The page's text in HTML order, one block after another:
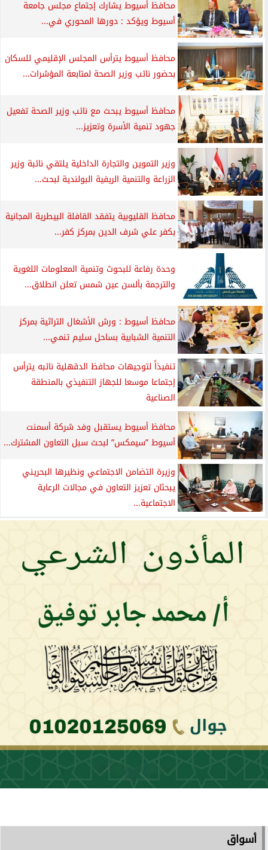
محافظ أسيوط يشارك إجتماع مجلس جامعة
أسيوط ويؤكد : دورها المحوري في...
محافظ أسيوط يترأس المجلس الإقليمي للسكان
بحضور نائب وزير الصحة لمتابعة المؤشرات...
محافظ أسيوط يبحث مع نائب وزير الصحة تفعيل
جهود تنمية الأسرة وتعزيز...
وزير التموين والتجارة الداخلية يلتقي نائبة وزير
الزراعة والتنمية الريفية البولندية لبحث...
محافظ القليوبية يتفقد القافلة البيطرية المجانية
بكفر علي شرف الدين بمركز كفر...
وحدة رفاعة للبحوث وتنمية المعلومات اللغوية
والترجمة بألسن عين شمس تعلن انطلاق...
محافظ أسيوط : ورش الأشغال التراثية بمركز
التنمية الشبابية بساحل سليم تنمي...
تنفيذاً لتوجيهات محافظ الدقهلية نائبه يترأس
إجتماعا موسعا للجهاز التنفيذي بالمنطقة
الصناعية
محافظ أسيوط يستقبل وفد شركة أسمنت
أسيوط ”سيمكس” لبحث سبل التعاون المشترك...
وزيرة التضامن الاجتماعي ونظيرها البحريني
يبحثان تعزيز التعاون في مجالات الرعاية
الاجتماعية...
أسواق